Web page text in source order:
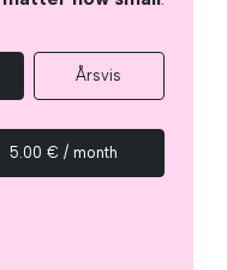
Årsvis
5.00 € / month